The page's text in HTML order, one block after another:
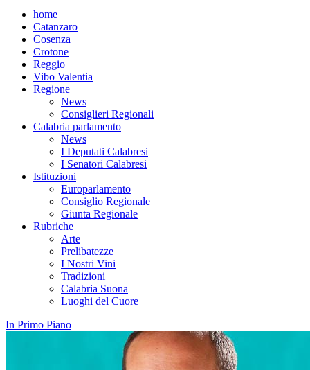
home
Catanzaro
Cosenza
Crotone
Reggio
Vibo Valentia
Regione
News
Consiglieri Regionali
Calabria parlamento
News
I Deputati Calabresi
I Senatori Calabresi
Istituzioni
Europarlamento
Consiglio Regionale
Giunta Regionale
Rubriche
Arte
Prelibatezze
I Nostri Vini
Tradizioni
Calabria Suona
Luoghi del Cuore
In Primo Piano